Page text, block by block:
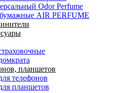
Odor Perfume
AIR PERFUME
планшетов
телефонов
планшетов